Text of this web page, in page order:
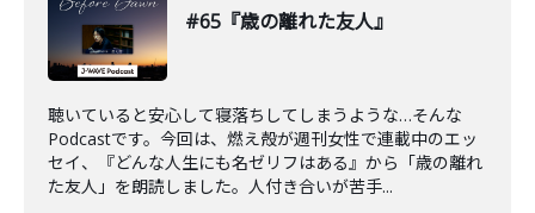
#65『歳の離れた友人』
聴いていると安心して寝落ちしてしまうような…そんな
Podcastです。今回は、燃え殻が週刊女性で連載中のエッ
セイ、『どんな人生にも名ゼリフはある』から「歳の離れ
た友人」を朗読しました。人付き合いが苦手...